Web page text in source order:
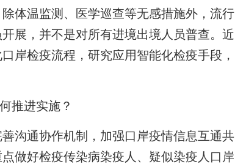
体温监测、医学巡查等无感措施外，流行
展，并不是对所有进境出境人员普查。近
岸检疫流程，研究应用智能化检疫手段，
推进实施？
通协作机制，加强口岸疫情信息互通共
做好检疫传染病染疫人、疑似染疫人口岸